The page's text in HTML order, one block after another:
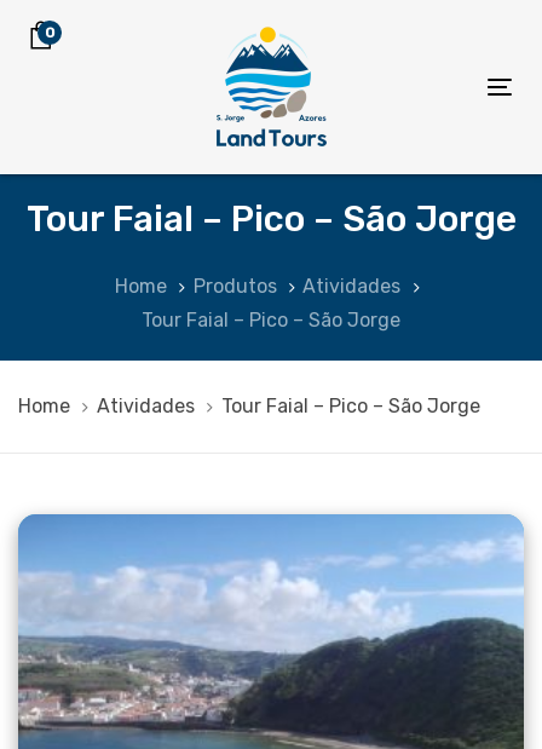
links
to
content
0
Tour Faial – Pico – São Jorge
Home Produtos
Atividades
Tour Faial – Pico – São Jorge
Home Atividades Tour Faial – Pico – São Jorge